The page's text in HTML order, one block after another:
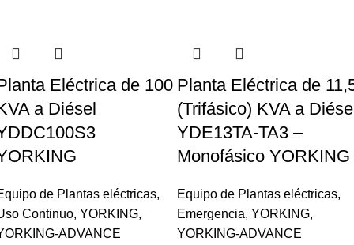
Eléctrica de 100
a Diésel
de Plantas eléctricas,
Continuo, YORKING,
ADVANCE
Planta Eléctrica de
(Trifásico) KVA a
YDE13TA-TA3 –
Monofásico YORKING
Equipo de Plantas eléctricas,
Emergencia, YORKING,
YORKING-ADVANCE